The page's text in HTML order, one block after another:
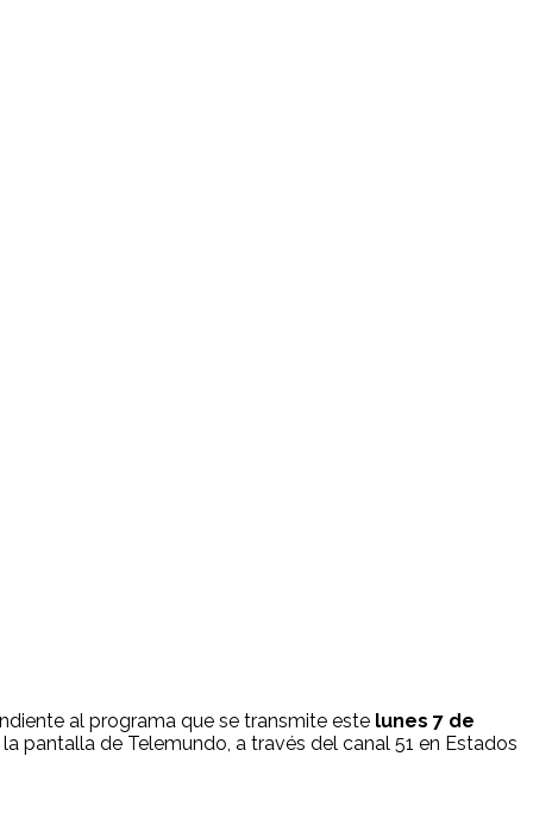
al programa que se transmite este lunes 7 de
pantalla de Telemundo, a través del canal 51 en Estados